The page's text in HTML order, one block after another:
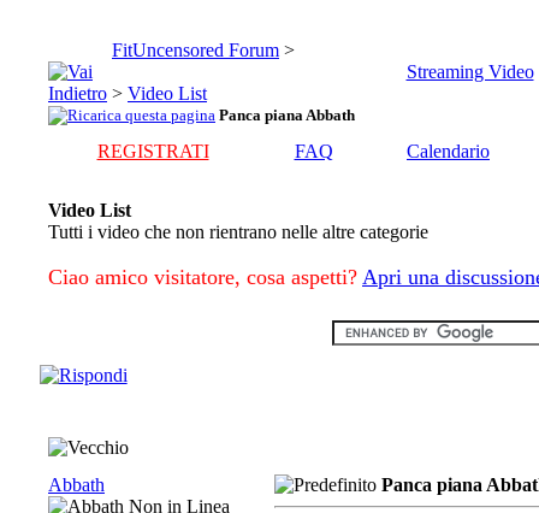
FitUncensored Forum >
Streaming Video
> Video List
Panca piana Abbath
REGISTRATI FAQ Calendario
Video List
Tutti i video che non rientrano nelle altre categorie
Ciao amico visitatore, cosa aspetti? Apri una
Abbath Panca piana